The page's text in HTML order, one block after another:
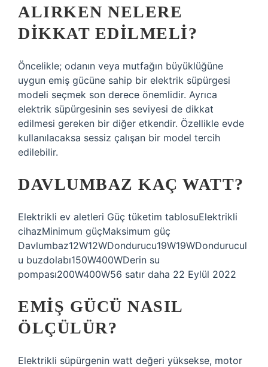
ALIRKEN NELERE
DIKKAT EDILMELI?
Öncelikle; odanın veya mutfağın büyüklüğüne
uygun emiş gücüne sahip bir elektrik süpürgesi
modeli seçmek son derece önemlidir. Ayrıca
elektrik süpürgesinin ses seviyesi de dikkat
edilmesi gereken bir diğer etkendir. Özellikle evde
kullanılacaksa sessiz çalışan bir model tercih
edilebilir.
DAVLUMBAZ KAÇ WATT?
Elektrikli ev aletleri Güç tüketim tablosuElektrikli
cihazMinimum güçMaksimum güç
Davlumbaz12W12WDondurucu19W19WDondurucul
u buzdolabı150W400WDerin su
pompası200W400W56 satır daha 22 Eylül 2022
EMIŞ GÜCÜ NASIL
ÖLÇÜLÜR?
Elektrikli süpürgenin watt değeri yüksekse, motor